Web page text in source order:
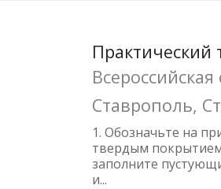
Практический
Ставрополь,
1. Обозначьте на
твердым
заполните
и...